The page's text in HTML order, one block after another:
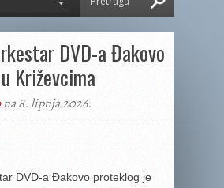
DVD-a Đakovo
Križevcima
na 8. lipnja 2026.
DVD-a Đakovo proteklog je